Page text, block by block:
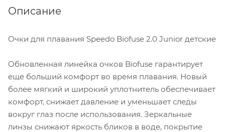
Описание
Очки для плавания Speedo Biofuse 2.0 Junior детские
Обновленная линейка очков Biofuse гарантирует
еще больший комфорт во время плавания. Новый
более мягкий и широкий уплотнитель обеспечивает
комфорт, снижает давление и уменьшает следы
вокруг глаз после использования. Зеркальные
линзы снижают яркость бликов в воде, покрытие